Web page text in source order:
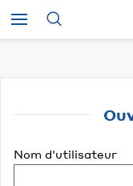
Nom d'utilisateur